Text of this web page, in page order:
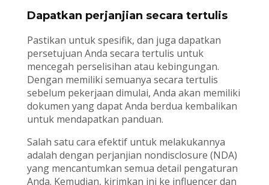
Dapatkan perjanjian secara tertulis
Pastikan untuk spesifik, dan juga dapatkan
persetujuan Anda secara tertulis untuk
mencegah perselisihan atau kebingungan.
Dengan memiliki semuanya secara tertulis
sebelum pekerjaan dimulai, Anda akan memiliki
dokumen yang dapat Anda berdua kembalikan
untuk mendapatkan panduan.
Salah satu cara efektif untuk melakukannya
adalah dengan perjanjian nondisclosure (NDA)
yang mencantumkan semua detail pengaturan
Anda. Kemudian, kirimkan ini ke influencer dan